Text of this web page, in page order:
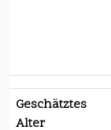
Geschätztes
Alter